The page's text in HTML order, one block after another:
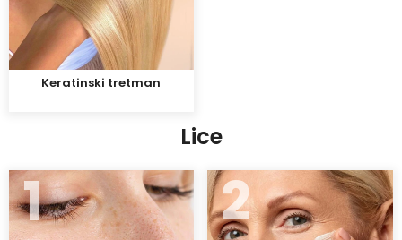
Keratinski tretman
Lice
1 2